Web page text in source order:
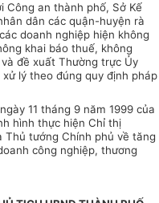
Công an thành phố, Sở Kế
dân các quận-huyện rà
doanh nghiệp hiện không
khai báo thuế, không
đề xuất Thường trực Ủy
lý theo đúng quy định pháp
11 tháng 9 năm 1999 của
hình thực hiện Chỉ thị
Thủ tướng Chính phủ về tăng
công nghiệp, thương